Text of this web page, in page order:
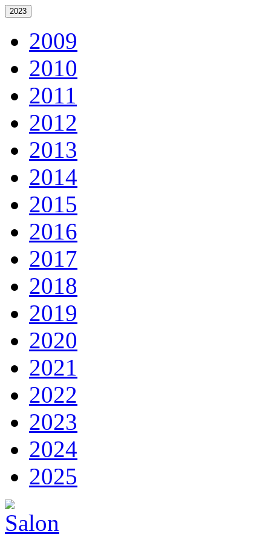
2023
2009
2010
2011
2012
2013
2014
2015
2016
2017
2018
2019
2020
2021
2022
2023
2024
2025